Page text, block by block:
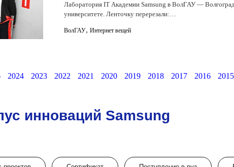
Лаборатория IT Академии Samsung в ВолГАУ —
университете. Ленточку перерезали:…
ВолГАУ, Интернет вещей
2024 2023 2022 2021 2020 2019 2018 2017 2016 2015
инноваций Samsung